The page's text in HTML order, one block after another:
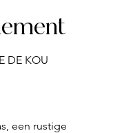
DE KOU
een rustige